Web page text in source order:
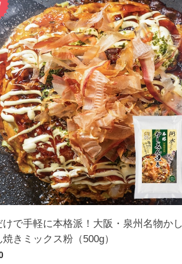
けで手軽に本格派！大阪・泉州名物か
きミックス粉（500g）